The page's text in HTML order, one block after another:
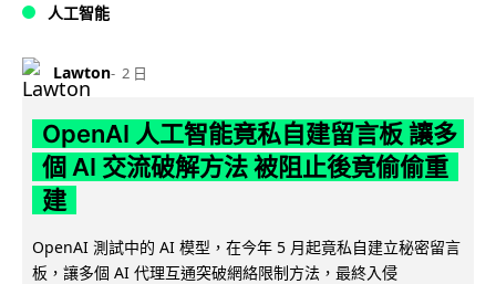
人工智能
Lawton 2 日
OpenAI 人工智能竟私自建留言板 讓多
個 AI 交流破解方法 被阻止後竟偷偷重
建
OpenAI 測試中的 AI 模型，在今年 5 月起竟私自建立秘密留言
板，讓多個 AI 代理互通突破網絡限制方法，最終入侵